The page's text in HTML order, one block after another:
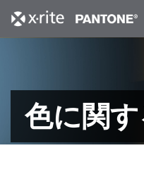
色に関